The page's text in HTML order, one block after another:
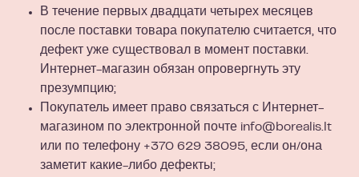
В течение первых двадцати четырех месяцев
после поставки товара покупателю считается, что
дефект уже существовал в момент поставки.
Интернет-магазин обязан опровергнуть эту
презумпцию;
Покупатель имеет право связаться с Интернет-
магазином по электронной почте info@borealis.lt
или по телефону +370 629 38095, если он/она
заметит какие-либо дефекты;